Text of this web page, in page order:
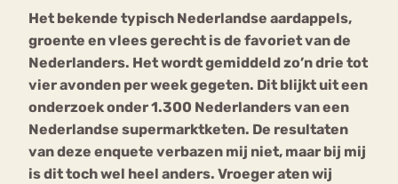
Het bekende typisch Nederlandse aardappels,
groente en vlees gerecht is de favoriet van de
Nederlanders. Het wordt gemiddeld zo’n drie tot
vier avonden per week gegeten. Dit blijkt uit een
onderzoek onder 1.300 Nederlanders van een
Nederlandse supermarktketen. De resultaten
van deze enquete verbazen mij niet, maar bij mij
is dit toch wel heel anders. Vroeger aten wij
Forum
osa
Eetbuien Piekeren Sport
Trauma
Orthorexia
Afvallen Angst